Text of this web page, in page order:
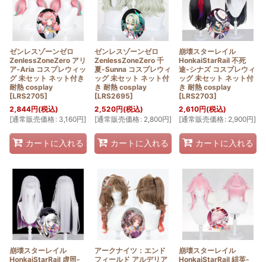
ゼンレスゾーンゼロ
ZenlessZoneZero アリ
ア-Aria コスプレウィッ
グ 未セット ネット付き
耐熱 cosplay
[LRS2705]
2,844円(税込)
[通常販売価格: 3,160円]
カートに入れる
ゼンレスゾーンゼロ
ZenlessZoneZero 千
夏-Sunna コスプレウィ
ッグ 未セット ネット付
き 耐熱 cosplay
[LRS2695]
2,520円(税込)
[通常販売価格: 2,800円]
カートに入れる
崩壊スターレイル
HonkaiStarRail 不死
途-シナズ コスプレウィ
ッグ 未セット ネット付
き 耐熱 cosplay
[LRS2703]
2,610円(税込)
[通常販売価格: 2,900円]
カートに入れる
崩壊スターレイル
HonkaiStarRail 虚照-
アークナイツ：エンド
フィールド アルデリア
崩壊スターレイル
HonkaiStarRail 緋英-